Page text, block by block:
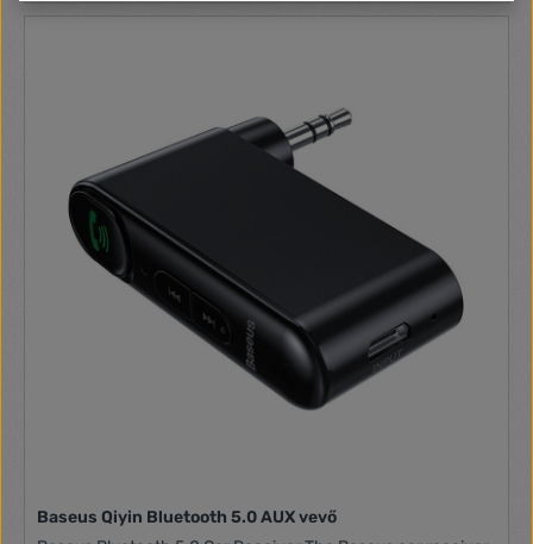
Baseus Qiyin Bluetooth 5.0 AUX vevő